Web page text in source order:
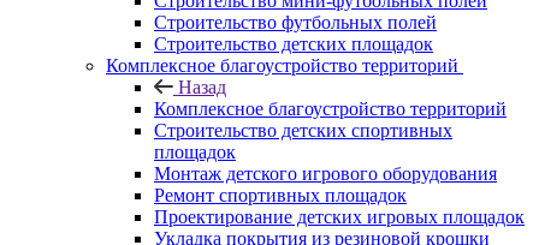
Строительство футбольных полей
Строительство детских площадок
Комплексное благоустройство территорий
Назад
Комплексное благоустройство территорий
Строительство детских спортивных
площадок
Монтаж детского игрового оборудования
Ремонт спортивных площадок
Проектирование детских игровых площадок
Укладка покрытия из резиновой крошки